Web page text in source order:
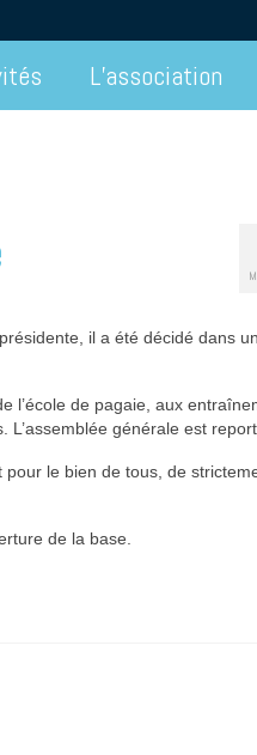
L’association
il a été décidé dans
l’école de pagaie, aux
générale est
pour le bien de tous, de
de la base.